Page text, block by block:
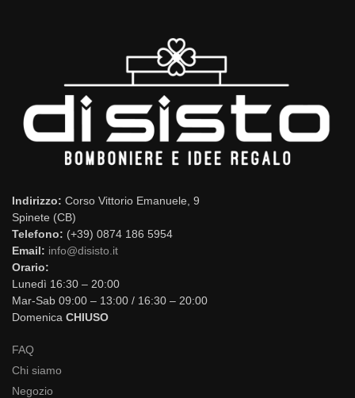
Indirizzo: Corso Vittorio Emanuele, 9
Spinete (CB)
Telefono: (+39) 0874 186 5954
Email: info@disisto.it
Orario:
Lunedì 16:30 – 20:00
Mar-Sab 09:00 – 13:00 / 16:30 – 20:00
Domenica CHIUSO
FAQ
Chi siamo
Negozio